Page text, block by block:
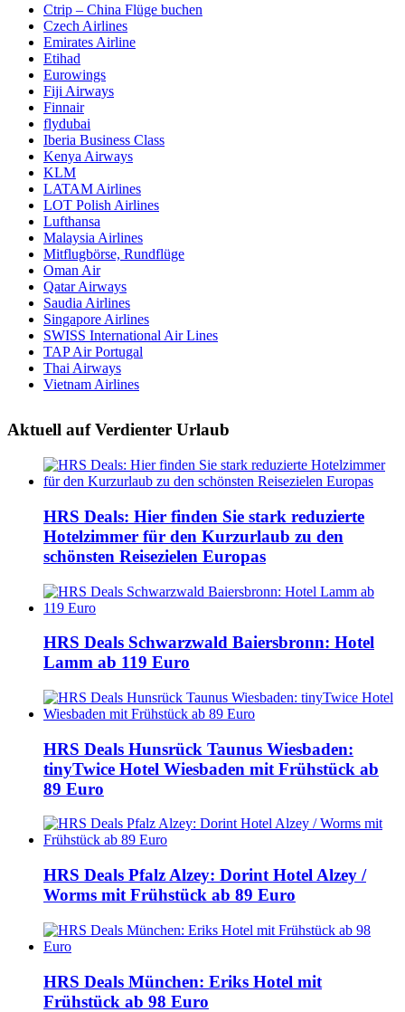
Ctrip – China Flüge buchen
Czech Airlines
Emirates Airline
Etihad
Eurowings
Fiji Airways
Finnair
flydubai
Iberia Business Class
Kenya Airways
KLM
LATAM Airlines
LOT Polish Airlines
Lufthansa
Malaysia Airlines
Mitflugbörse, Rundflüge
Oman Air
Qatar Airways
Saudia Airlines
Singapore Airlines
SWISS International Air Lines
TAP Air Portugal
Thai Airways
Vietnam Airlines
Aktuell auf Verdienter Urlaub
HRS Deals: Hier finden Sie stark reduzierte
Hotelzimmer für den Kurzurlaub zu den
schönsten Reisezielen Europas
HRS Deals Schwarzwald Baiersbronn: Hotel
Lamm ab 119 Euro
HRS Deals Hunsrück Taunus Wiesbaden:
tinyTwice Hotel Wiesbaden mit Frühstück ab
89 Euro
HRS Deals Pfalz Alzey: Dorint Hotel Alzey /
Worms mit Frühstück ab 89 Euro
HRS Deals München: Eriks Hotel mit
Frühstück ab 98 Euro